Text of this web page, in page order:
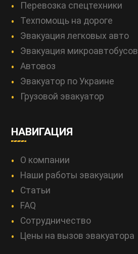
Перевозка спецтехники
Техпомощь на дороге
Эвакуация легковых авто
Эвакуация микроавтобусов
Автовоз
Эвакуатор по Украине
Грузовой эвакуатор
НАВИГАЦИЯ
О компании
Наши работы эвакуации
Статьи
FAQ
Сотрудничество
Цены на вызов эвакуатора